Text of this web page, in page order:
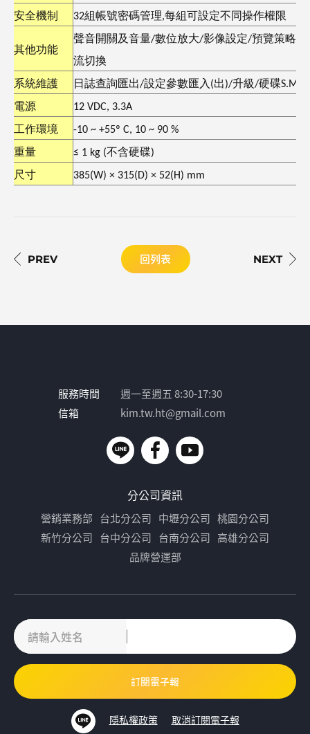
安全機制 32組帳號密碼管理,每組可設定不同操作權限
其他功能
聲音開關及音量/數位放大/影像設定/預覽策略
流切換
系統維護 日誌查詢匯出/設定參數匯入(出)/升級/硬碟
電源 12 VDC, 3.3A
工作環境 -10 ~ +55º C, 10~ 90 %
重量 ≤ 1 kg (不含硬碟)
尺寸 385(W) × 315(D) × 52(H) mm
回列表
服務時間
週一至週五 8:30-17:30
信箱
kim.tw.ht@gmail.com
分公司資訊
營銷業務部 台北分公司 中壢分公司 桃園分公司
新竹分公司 台中分公司 台南分公司 高雄分公司
品牌營運部
隱私權政策 取消訂閱電子報